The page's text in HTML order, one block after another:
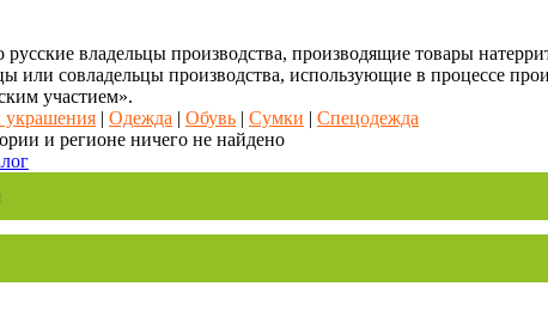
русские владельцы производства, производящие товары
или совладельцы производства, использующие в процессе
участием».
украшения | Одежда | Обувь | Сумки | Спецодежда
и регионе ничего не найдено